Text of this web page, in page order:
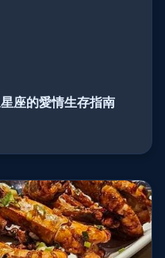
座的愛情生存指南